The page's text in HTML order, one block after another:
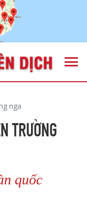
nga
TRƯỜNG
quốc